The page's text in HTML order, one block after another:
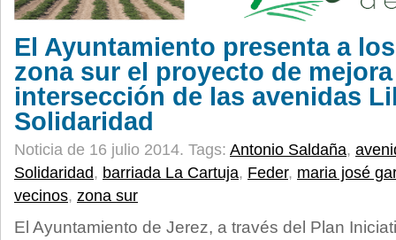
El Ayuntamiento presenta a
zona sur el proyecto de
intersección de las avenidas
Solidaridad
Noticia de 16 julio 2014. Tags: Antonio Saldaña,
Solidaridad, barriada La Cartuja, Feder, maria josé
vecinos, zona sur
El Ayuntamiento de Jerez, a través del Plan